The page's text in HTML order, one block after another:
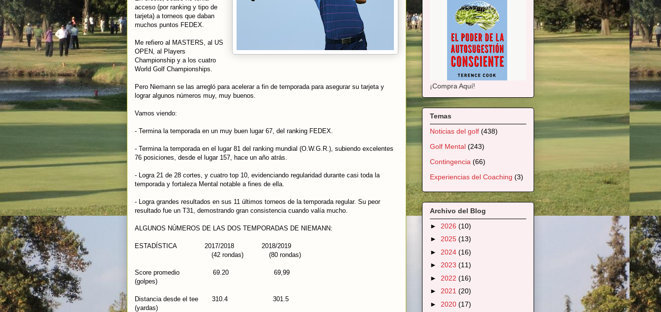
acceso (por ranking y tipo de
tarjeta) a torneos que daban
muchos puntos FEDEX.
Me refiero al MASTERS, al US
OPEN, al Players
Championship y a los cuatro
World Golf Championships.
Pero Niemann se las arregló para acelerar a fin de temporada para asegurar su tarjeta y
lograr algunos números muy, muy buenos.
Vamos viendo:
- Termina la temporada en un muy buen lugar 67, del ranking FEDEX.
- Termina la temporada en el lugar 81 del ranking mundial (O.W.G.R.), subiendo excelentes
76 posiciones, desde el lugar 157, hace un año atrás.
- Logra 21 de 28 cortes, y cuatro top 10, evidenciando regularidad durante casi toda la
temporada y fortaleza Mental notable a fines de ella.
- Logra grandes resultados en sus 11 últimos torneos de la temporada regular. Su peor
resultado fue un T31, demostrando gran consistencia cuando valía mucho.
ALGUNOS NÚMEROS DE LAS DOS TEMPORADAS DE NIEMANN:
ESTADÍSTICA 2017/2018 2018/2019
(42 rondas) (80 rondas)
Score promedio 69.20 69,99
(golpes)
Distancia desde el tee 310.4 301.5
(yardas)
¡Compra Aquí!
Temas
Noticias del golf (438)
Golf Mental (243)
Contingencia (66)
Experiencias del Coaching (3)
Archivo del Blog
► 2026 (10)
► 2025 (13)
► 2024 (16)
► 2023 (11)
► 2022 (16)
► 2021 (20)
► 2020 (17)